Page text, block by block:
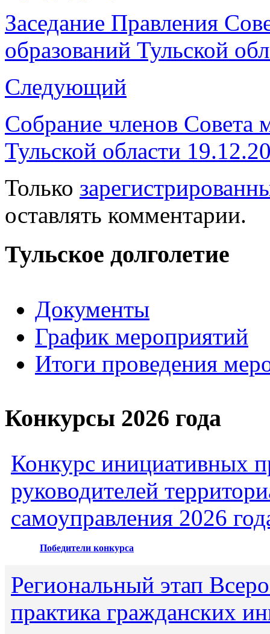
Заседание Правления
образований Тульской
Следующий
Собрание членов Совета
Тульской области
Только
оставлять комментарии.
Тульское долголетие
Документы
График мероприятий
Итоги проведения
Конкурсы 2026 года
Конкурс инициативных
руководителей
самоуправления 2026
Победители конкурса
Региональный этап
практика гражданских